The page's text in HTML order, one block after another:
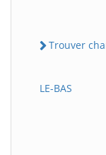
Trouver
LE-BAS